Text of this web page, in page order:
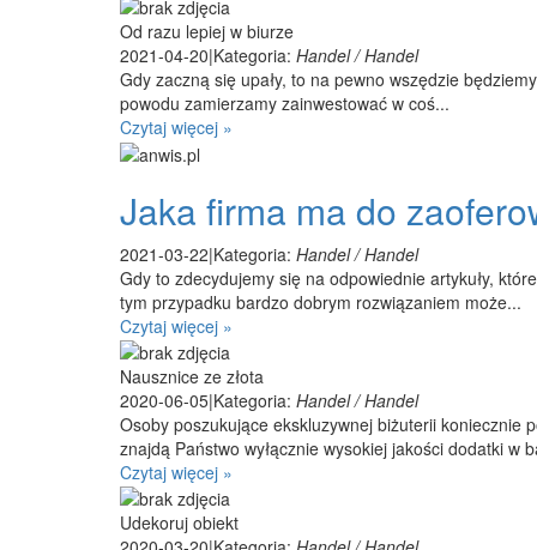
Od razu lepiej w biurze
2021-04-20|Kategoria: Handel / Handel
Gdy zaczną się upały, to na pewno wszędzie
powodu zamierzamy zainwestować w coś...
Czytaj więcej »
Jaka firma ma do
2021-03-22|Kategoria: Handel / Handel
Gdy to zdecydujemy się na odpowiednie artykuły,
tym przypadku bardzo dobrym rozwiązaniem może...
Czytaj więcej »
Nausznice ze złota
2020-06-05|Kategoria: Handel / Handel
Osoby poszukujące ekskluzywnej biżuterii koniecznie
znajdą Państwo wyłącznie wysokiej jakości dodatki w
Czytaj więcej »
Udekoruj obiekt